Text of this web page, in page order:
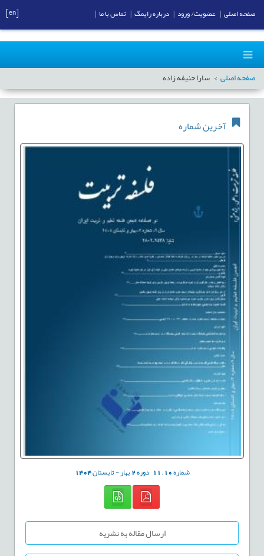
صفحه اصلی سارا حنيفه زاده
آخرین شماره
شماره10
,
11 دوره2بهار - تابستان1404
ارسال مقاله به نشریه
صفحه اصلی عضویت/ ورود درباره رایمگ تماس با ما